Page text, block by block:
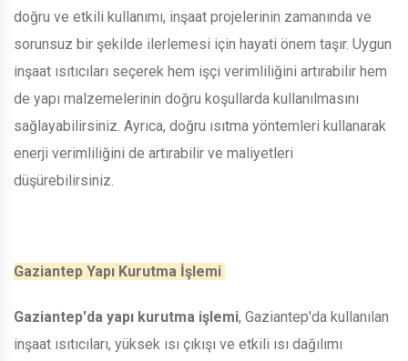
doğru ve etkili kullanımı, inşaat projelerinin zamanında ve
sorunsuz bir şekilde ilerlemesi için hayati önem taşır. Uygun
inşaat ısıtıcıları seçerek hem işçi verimliliğini artırabilir hem
de yapı malzemelerinin doğru koşullarda kullanılmasını
sağlayabilirsiniz. Ayrıca, doğru ısıtma yöntemleri kullanarak
enerji verimliliğini de artırabilir ve maliyetleri
düşürebilirsiniz.
Gaziantep Yapı Kurutma İşlemi
Gaziantep'da yapı kurutma işlemi, Gaziantep'da kullanılan
inşaat ısıtıcıları, yüksek ısı çıkışı ve etkili ısı dağılımı